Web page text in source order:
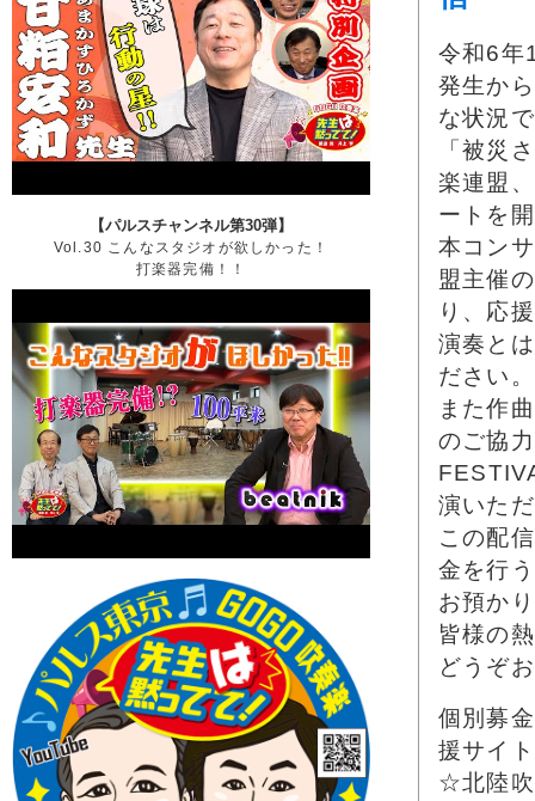
令和6年
発生か
な状況
「被災
楽連盟
ートを
本コン
盟主催
り、応
演奏と
ださい。
また作
のご協
演いた
この配
金を行
お預か
皆様の
どうぞ
個別募
援サイ
☆北陸吹
【パルスチャンネル第30弾】
Vol.30 こんなスタジオが欲しかった！
打楽器完備！！